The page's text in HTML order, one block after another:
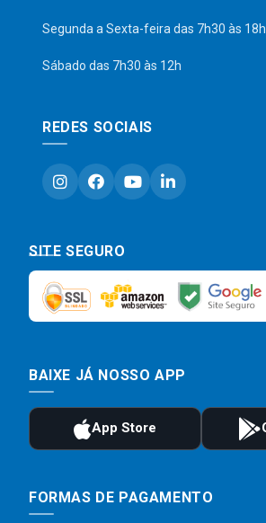
Segunda a Sexta-feira das 7h30 às 18h
Sábado das 7h30 às 12h
REDES SOCIAIS
SITE SEGURO
BAIXE JÁ NOSSO APP
FORMAS DE PAGAMENTO